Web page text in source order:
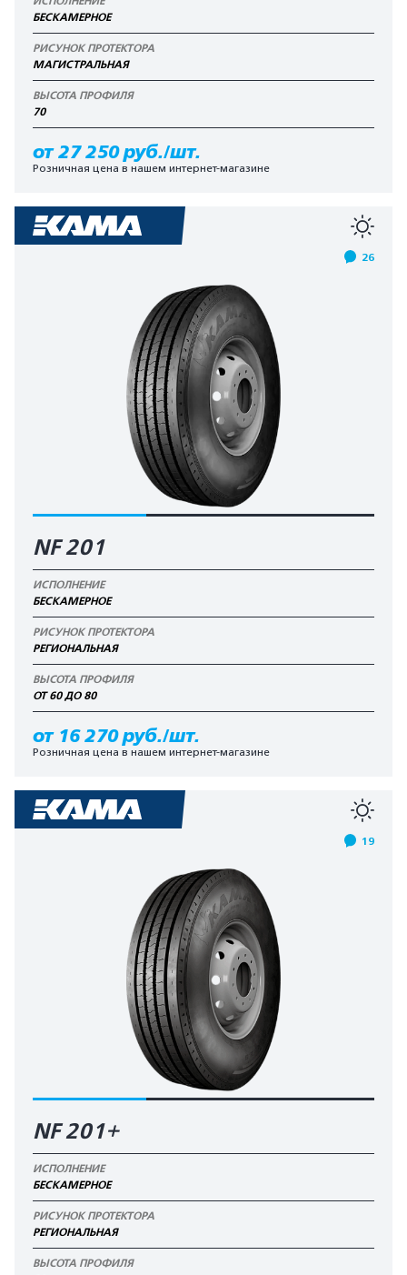
БЕСКАМЕРНОЕ
РИСУНОК ПРОТЕКТОРА
МАГИСТРАЛЬНАЯ
ВЫСОТА ПРОФИЛЯ
70
от 27 250 руб./шт.
Розничная цена в нашем интернет-магазине
26
NF 201
ИСПОЛНЕНИЕ
БЕСКАМЕРНОЕ
РИСУНОК ПРОТЕКТОРА
РЕГИОНАЛЬНАЯ
ВЫСОТА ПРОФИЛЯ
ОТ 60 ДО 80
от 16 270 руб./шт.
Розничная цена в нашем интернет-магазине
19
NF 201+
ИСПОЛНЕНИЕ
БЕСКАМЕРНОЕ
РИСУНОК ПРОТЕКТОРА
РЕГИОНАЛЬНАЯ
ВЫСОТА ПРОФИЛЯ